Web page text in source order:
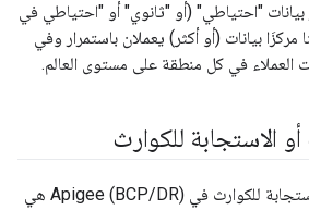
بيانات "احتياطي" (أو "ثانوي" أو "احتياطي في
بيانات (أو أكثر) يعملان باستمرار وفي
العملاء في كل منطقة على مستوى العالم.
الاستجابة للكوارث
خطة استمرارية العمل والاستجابة للكوارث في Apigee (BCP/DR) هي